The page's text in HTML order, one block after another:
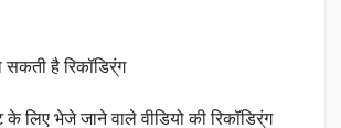
सकती है रिकॉडिर्ंग
के लिए भेजे जाने वाले वीडियो की रिकॉडिर्ंग